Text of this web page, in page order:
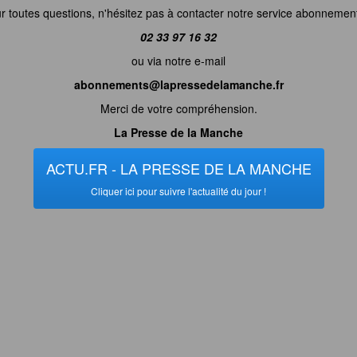
toutes questions, n'hésitez pas à contacter notre service
02 33 97 16 32
ou via notre e-mail
abonnements@lapressedelamanche.fr
Merci de votre compréhension.
La Presse de la Manche
ACTU.FR - LA PRESSE DE LA MANCHE
Cliquer ici pour suivre l'actualité du jour !